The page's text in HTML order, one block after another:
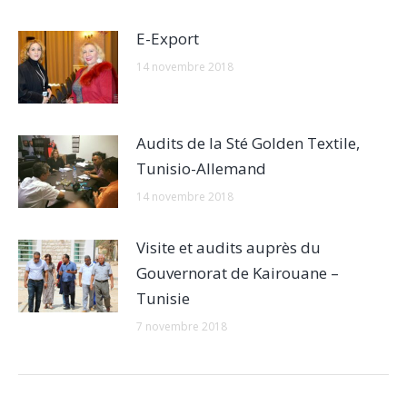
E-Export
14 novembre 2018
Audits de la Sté Golden Textile,
Tunisio-Allemand
14 novembre 2018
Visite et audits auprès du
Gouvernorat de Kairouane –
Tunisie
7 novembre 2018